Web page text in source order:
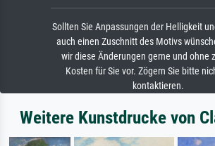
Sollten Sie Anpassungen der Helligkeit
auch einen Zuschnitt des Motivs
wir diese Änderungen gerne und ohne
Kosten für Sie vor. Zögern Sie bitte
kontaktieren.
Weitere Kunstdrucke von